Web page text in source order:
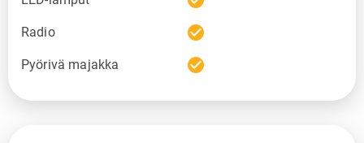
Radio check_circle
Pyörivä majakka check_circle